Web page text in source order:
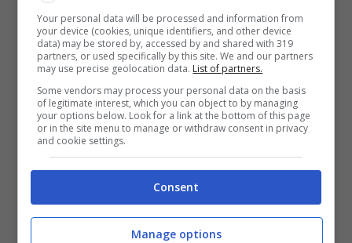
portando a sintomi come vomito,
nausea e diarrea.Quindi, oltre a
cuocerli molto bene, i fagioli vanno
lasciati in ammollo per un paio d’ore.
Ciliege: “Ma va, è impossibile”
penserete voi. Invece no! Se vi
piacciono questi frutti rossi dovete
fare attenzione visto che
contengonoacido cianidrico. Si
Your personal data will be processed and information from
your device (cookies, unique identifiers, and other device
data) may be stored by, accessed by and shared with 319
partners, or used specifically by this site. We and our partners
may use precise geolocation data. List of partners.
Some vendors may process your personal data on the basis
of legitimate interest, which you can object to by managing
your options below. Look for a link at the bottom of this page
or in the site menu to manage or withdraw consent in privacy
and cookie settings.
Consent
Manage options